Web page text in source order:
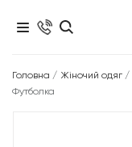
Головна / Жіночий одяг /
Футболка